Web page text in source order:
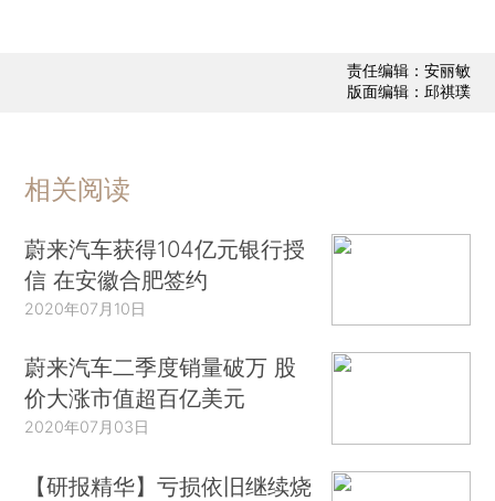
责任编辑：安丽敏
版面编辑：邱祺璞
相关阅读
蔚来汽车获得104亿元银行授
信 在安徽合肥签约
2020年07月10日
蔚来汽车二季度销量破万 股
价大涨市值超百亿美元
2020年07月03日
【研报精华】亏损依旧继续烧